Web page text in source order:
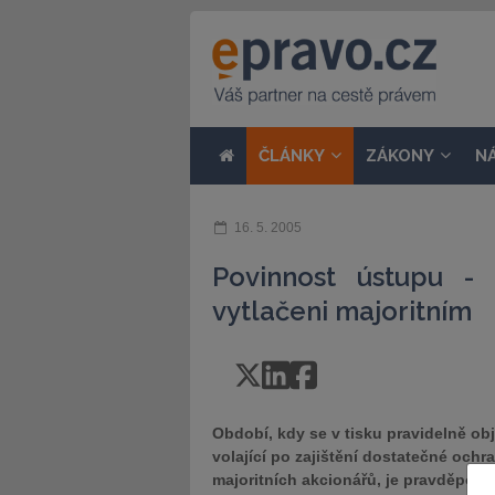
ČLÁNKY ZÁKONY
16. 5. 2005
Povinnost ústupu
vytlačeni majoritním
Období, kdy se v tisku pravidelně
volající po zajištění dostatečné
majoritních akcionářů, je